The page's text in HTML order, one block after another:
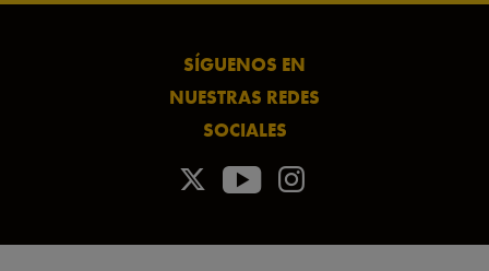
SÍGUENOS EN
NUESTRAS REDES
SOCIALES